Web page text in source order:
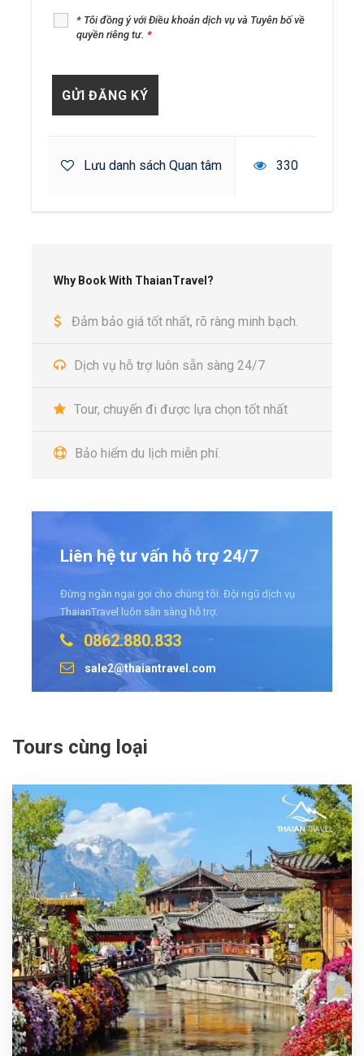
* Tôi đồng ý với Điều khoản dịch vụ và Tuyên bố về
quyền riêng tư. *
Lưu danh sách Quan tâm 330
Why Book With ThaianTravel?
Đảm bảo giá tốt nhất, rõ ràng minh bạch.
Dịch vụ hỗ trợ luôn sẵn sàng 24/7
Tour, chuyến đi được lựa chọn tốt nhất
Bảo hiểm du lịch miễn phí.
Liên hệ tư vấn hỗ trợ 24/7
Đừng ngần ngại gọi cho chúng tôi. Đội ngũ dịch vụ
ThaianTravel luôn sẵn sàng hỗ trợ.
0862.880.833
sale2@thaiantravel.com
Tours cùng loại